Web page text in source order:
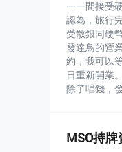
一一間接受
認為，旅行
受散銀同硬
發達鳥的營
約，我可以
日重新開業
除了唱錢，
MSO持牌